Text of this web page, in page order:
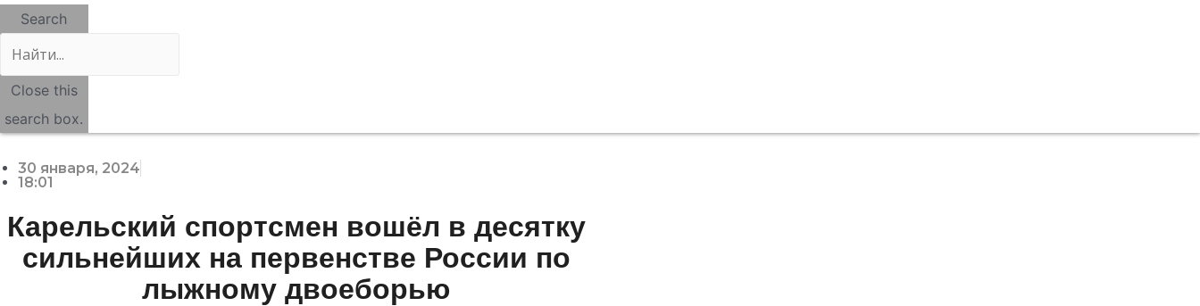
Search
Close this
search box.
30 января, 2024
18:01
Карельский спортсмен вошёл в десятку
сильнейших на первенстве России по
лыжному двоеборью